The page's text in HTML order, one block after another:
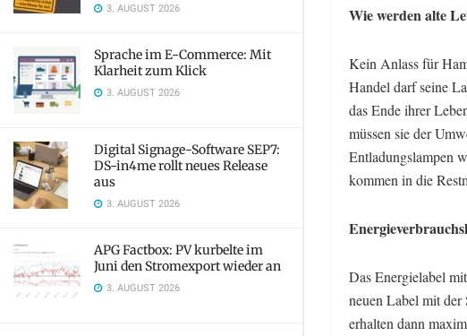
3. AUGUST 2026
Sprache im E-Commerce: Mit
Klarheit zum Klick
3. AUGUST 2026
Digital Signage-Software SEP7:
DS-in4me rollt neues Release
aus
3. AUGUST 2026
APG Factbox: PV kurbelte im
Juni den Stromexport wieder an
3. AUGUST 2026
Wie werden alte
Kein Anlass für
Handel darf seine
das Ende ihrer
müssen sie der
Entladungslampen
kommen in die
Das Energielabel
neuen Label mit
erhalten dann